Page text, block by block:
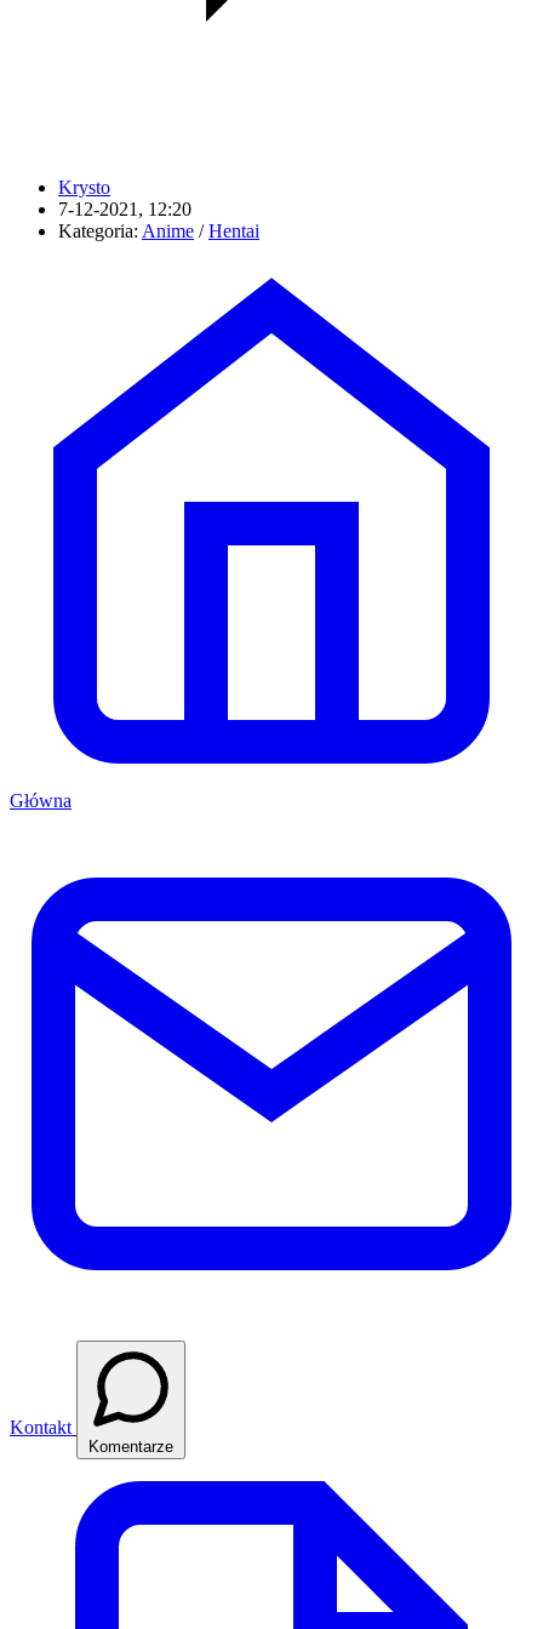
Krysto
7-12-2021, 12:20
Kategoria: Anime /Hentai
Główna
Kontakt
Komentarze